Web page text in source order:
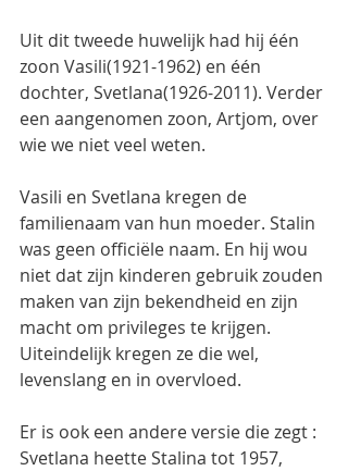
Uit dit tweede huwelijk had hij één
zoon Vasili(1921-1962) en één
dochter, Svetlana(1926-2011). Verder
een aangenomen zoon, Artjom, over
wie we niet veel weten.
Vasili en Svetlana kregen de
familienaam van hun moeder. Stalin
was geen officiële naam. En hij wou
niet dat zijn kinderen gebruik zouden
maken van zijn bekendheid en zijn
macht om privileges te krijgen.
Uiteindelijk kregen ze die wel,
levenslang en in overvloed.
Er is ook een andere versie die zegt :
Svetlana heette Stalina tot 1957,